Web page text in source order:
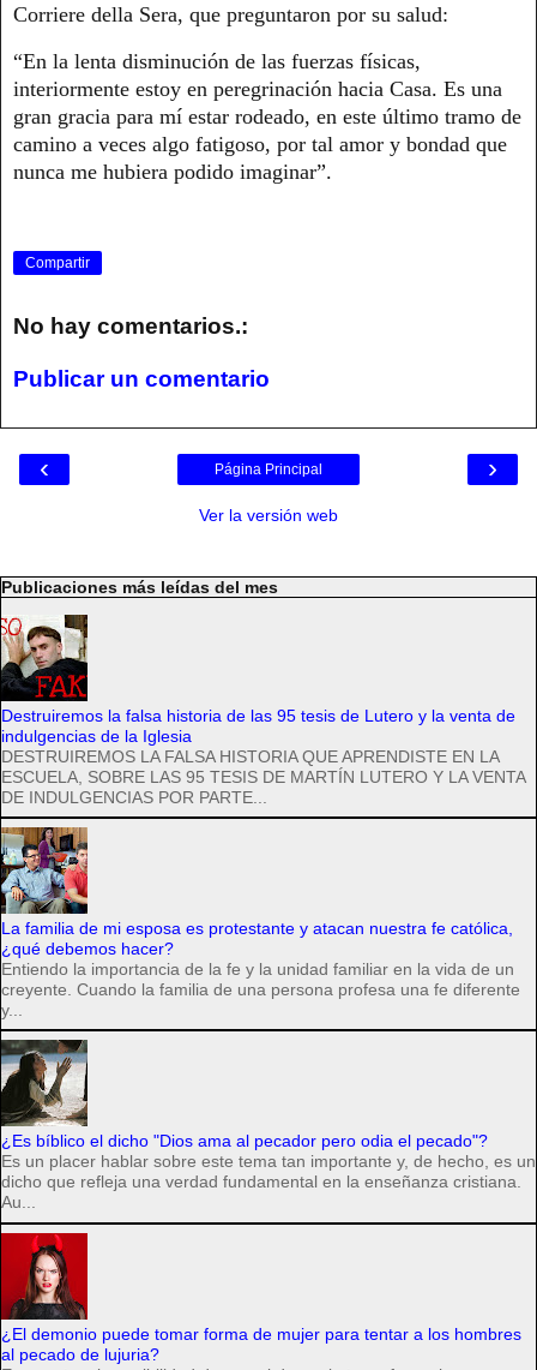
Corriere della Sera, que preguntaron por su salud:
“En la lenta disminución de las fuerzas físicas,
interiormente estoy en peregrinación hacia Casa. Es una
gran gracia para mí estar rodeado, en este último tramo de
camino a veces algo fatigoso, por tal amor y bondad que
nunca me hubiera podido imaginar”.
Compartir
No hay comentarios.:
Publicar un comentario
‹ ›
Página Principal
Ver la versión web
Publicaciones más leídas del mes
Destruiremos la falsa historia de las 95 tesis de Lutero y la venta de
indulgencias de la Iglesia
DESTRUIREMOS LA FALSA HISTORIA QUE APRENDISTE EN LA
ESCUELA, SOBRE LAS 95 TESIS DE MARTÍN LUTERO Y LA VENTA
DE INDULGENCIAS POR PARTE...
La familia de mi esposa es protestante y atacan nuestra fe católica,
¿qué debemos hacer?
Entiendo la importancia de la fe y la unidad familiar en la vida de un
creyente. Cuando la familia de una persona profesa una fe diferente
y...
¿Es bíblico el dicho "Dios ama al pecador pero odia el pecado"?
Es un placer hablar sobre este tema tan importante y, de hecho, es un
dicho que refleja una verdad fundamental en la enseñanza cristiana.
Au...
¿El demonio puede tomar forma de mujer para tentar a los hombres
al pecado de lujuria?